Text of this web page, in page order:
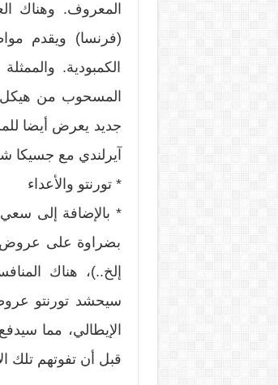
المعروف. وهناك
(فرنسا) ويقدم
الكمبودية.
المسحوب من هيكل
جديد يعرض أيضا
آيرلندي مع جسيكا
* تورنتو والأعداء
* بالإضافة إلى سعي
بضراوة على عروض
إلخ..)، هناك
سيحشد تورنتو
الإيطالي، مما
قبل أن تفوتهم تلك